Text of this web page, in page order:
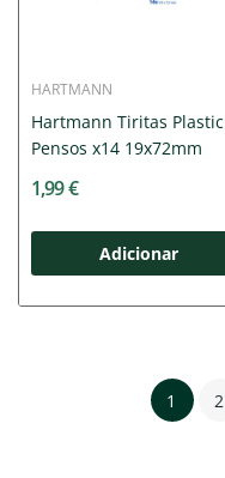
HARTMANN
Hartmann Tiritas Plastic
Pensos x14 19x72mm
1,99 €
Adicionar
1 2